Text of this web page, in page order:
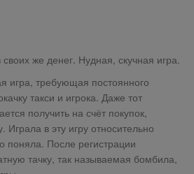
своих же денег. Нудная, скучная игра.
игра, требующая постоянного
такси и игрока. Даже тот
получить на счёт покупок,
Играла в эту игру относительно
поняла. После регистрации
тачку, так называемая бомбила,